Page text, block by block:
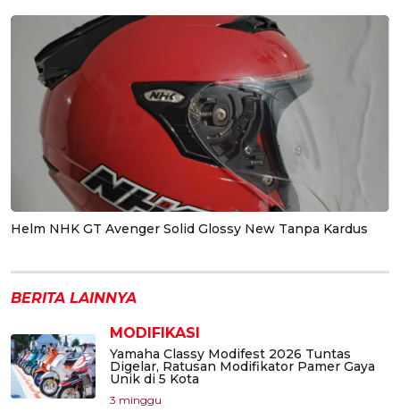
Helm NHK GT Avenger Solid Glossy New Tanpa Kardus
BERITA LAINNYA
MODIFIKASI
Yamaha Classy Modifest 2026 Tuntas
Digelar, Ratusan Modifikator Pamer Gaya
Unik di 5 Kota
3 minggu